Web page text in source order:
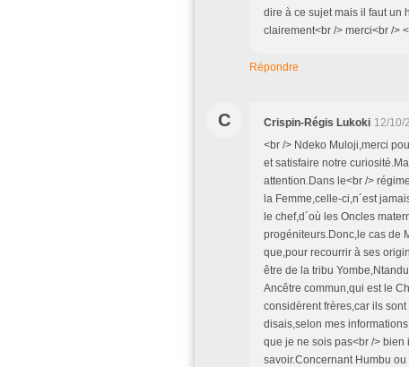
dire à ce sujet mais il faut un
clairement<br /> merci<br />
Répondre
C Crispin-Régis Lukoki 12/10/
<br /> Ndeko Muloji,merci
et satisfaire notre
attention.Dans le<br />
la Femme,celle-ci,n´est
le chef,d´où les Oncles
progéniteurs.Donc,le cas de
que,pour recourrir à ses
être de la tribu
Ancêtre commun,qui est le
considèrent frères,car ils
disais,selon mes
que je ne sois pas<br /> bien
savoir.Concernant Humbu ou